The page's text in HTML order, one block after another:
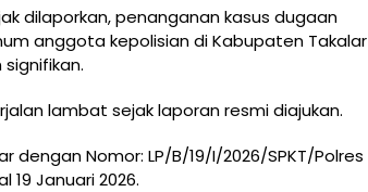
dilaporkan, penanganan kasus dugaan
anggota kepolisian di Kabupaten Takalar
lambat sejak laporan resmi diajukan.
Nomor: LP/B/19/I/2026/SPKT/Polres
Januari 2026.